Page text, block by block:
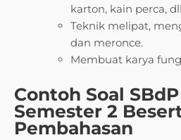
karton, kain perca,
Teknik melipat,
dan meronce.
Membuat karya
Contoh Soal
Semester 2
Pembahasan